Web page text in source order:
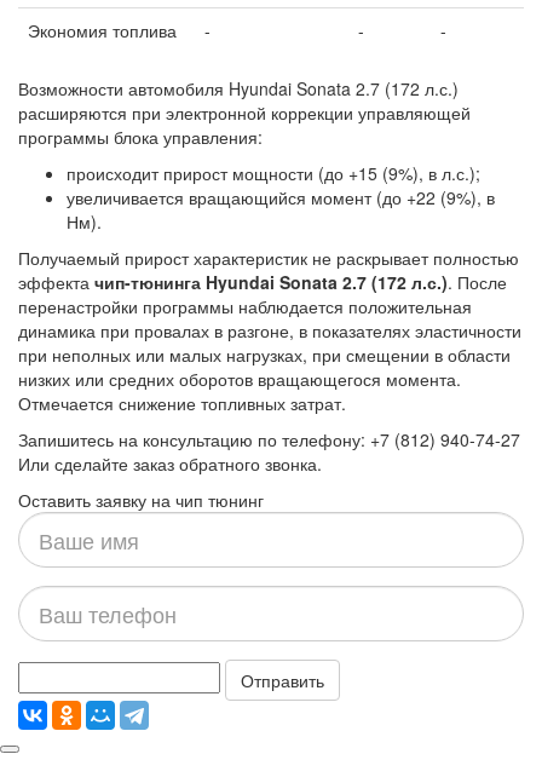
Экономия топлива - - -
Возможности автомобиля Hyundai Sonata 2.7 (172 л.с.)
расширяются при электронной коррекции управляющей
программы блока управления:
происходит прирост мощности (до +15 (9%), в л.с.);
увеличивается вращающийся момент (до +22 (9%), в
Нм).
Получаемый прирост характеристик не раскрывает полностью
эффекта чип-тюнинга Hyundai Sonata 2.7 (172 л.с.). После
перенастройки программы наблюдается положительная
динамика при провалах в разгоне, в показателях эластичности
при неполных или малых нагрузках, при смещении в области
низких или средних оборотов вращающегося момента.
Отмечается снижение топливных затрат.
Запишитесь на консультацию по телефону: +7 (812) 940-74-27
Или сделайте заказ обратного звонка.
Оставить заявку на чип тюнинг
Ваше
имя
Ваш
телефон
Отправить